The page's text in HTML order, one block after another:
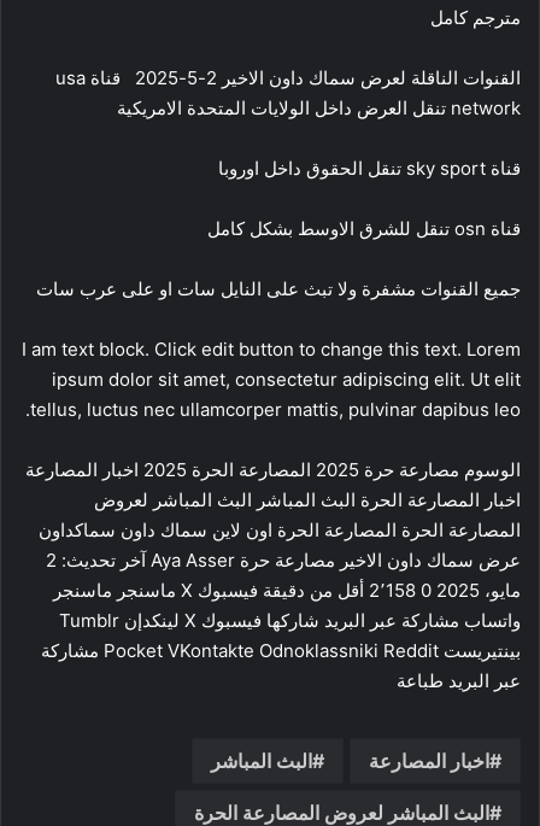
مترجم كامل
القنوات الناقلة لعرض سماك داون الاخير 2-5-2025 قناة usa
network تنقل العرض داخل الولايات المتحدة الامريكية
قناة sky sport تنقل الحقوق داخل اوروبا
قناة osn تنقل للشرق الاوسط بشكل كامل
جميع القنوات مشفرة ولا تبث على النايل سات او على عرب سات
I am text block. Click edit button to change this text. Lorem
ipsum dolor sit amet, consectetur adipiscing elit. Ut elit
tellus, luctus nec ullamcorper mattis, pulvinar dapibus leo.
الوسوم مصارعة حرة 2025 المصارعة الحرة 2025 اخبار المصارعة
اخبار المصارعة الحرة البث المباشر البث المباشر لعروض
المصارعة الحرة المصارعة الحرة اون لاين سماك داون سماكداون
عرض سماك داون الاخير مصارعة حرة Aya Asser آخر تحديث: 2
مايو، 2025 0 2٬158 أقل من دقيقة فيسبوك ‫X ماسنجر ماسنجر
واتساب مشاركة عبر البريد شاركها فيسبوك ‫X لينكدإن ‏Tumblr
بينتيريست ‏Reddit ‏VKontakte Odnoklassniki ‫Pocket مشاركة
عبر البريد طباعة
اخبار المصارعة البث المباشر
البث المباشر لعروض المصارعة الحرة